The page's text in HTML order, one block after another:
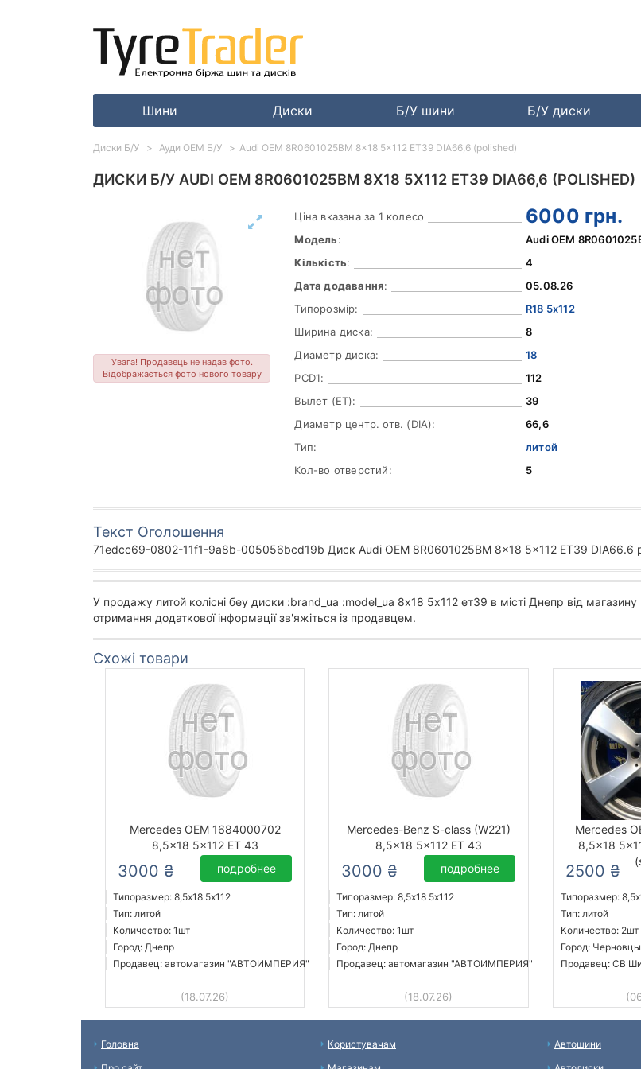
Шини Диски Б/У шини Б/У диски
ДИСКИ Б/У AUDI OEM 8R0601025BM 8X18 5X112 ET39 DIA66,6 (POLISHED)
Увага! Продавець не надав фото.
Відображається фото нового товару
Ціна вказана за 1 колесо 6000 грн.
Модель:
Audi OEM
Кількість:
4
Дата додавання:
05.08.26
Типорозмір:
R18 5x112
Ширина диска:
8
Диаметр диска:
18
PCD1:
112
Вылет (ET):
39
Диаметр центр. отв. (DIA):
66,6
Тип:
литой
Кол-во отверстий:
5
Текст Оголошення
71edcc69-0802-11f1-9a8b-005056bcd19b Диск Audi OEM 8R0601025BM 8x18 5x112 ET39 DIA66.6
У продажу литой колісні беу диски :brand_ua :model_ua 8х18 5х112 ет39 в місті Днепр від
отримання додаткової інформації зв'яжіться із продавцем.
Схожі товари
Mercedes OEM 1684000702
8,5x18 5x112 ET 43
3000 ₴ подробнее
Типоразмер: 8,5x18 5х112
Тип: литой
Количество: 1шт
Город: Днепр
Продавец: автомагазин "АВТОИМПЕРИЯ"
(18.07.26)
Mercedes-Benz S-class (W221)
8,5x18 5x112 ET 43
3000 ₴ подробнее
Типоразмер: 8,5x18 5х112
Тип: литой
Количество: 1шт
Город: Днепр
Продавец: автомагазин "АВТОИМПЕРИЯ"
(18.07.26)
Mercedes
8,5x18
2500 ₴
Типоразмер:
Тип: литой
Количество: 2шт
Город: Черновцы
Продавец: СВ
Диски Б/У Ауди ОЕМ Б/У Audi OEM 8R0601025BM 8x18 5x112 ET39 DIA66,6 (polished)
Головна
Користувачам
Автошини